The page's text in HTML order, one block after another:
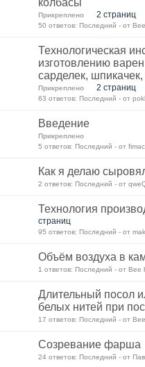
колбасы
Прикреплено 2 страниц
50 ответов: Последний - от
Технологическая
изготовлению
сарделек,
Прикреплено 2 страниц
63 ответов: Последний - от
Введение
Прикреплено
5 ответов: Последний - от
Как я делаю
2 ответов: Последний - от
Технология
страниц
95 ответов: Последний - от
Объём воздуха в
1 ответов: Последний - от
Длительный посол
белых нитей при
17 ответов: Последний - от
Созревание фарша
24 ответов: Последний - от